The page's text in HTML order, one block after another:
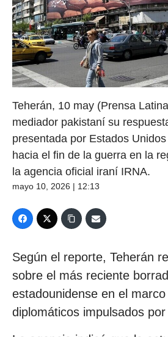
Teherán, 10 may (Prensa
mediador pakistaní su
presentada por Estados
hacia el fin de la guerra en la
la agencia oficial iraní IRNA.
mayo 10, 2026 | 12:13
Según el reporte, Teherán
sobre el más reciente
estadounidense en el
diplomáticos impulsados